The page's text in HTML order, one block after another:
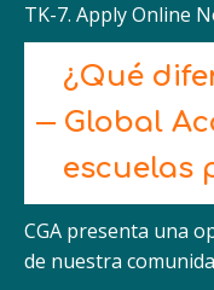
TK-7. Apply Online
¿Qué
Global
escuelas
CGA presenta una
de nuestra